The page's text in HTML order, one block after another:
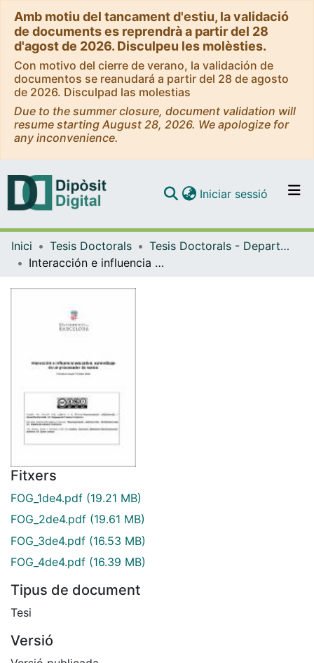
Amb motiu del tancament d'estiu, la validació
de documents es reprendrà a partir del 28
d'agost de 2026. Disculpeu les molèsties.
Con motivo del cierre de verano, la validación de
documentos se reanudará a partir del 28 de agosto
de 2026. Disculpad las molestias
Due to the summer closure, document validation will
resume starting August 28, 2026. We apologize for
any inconvenience.
Navega per tot el DD
Iniciar sessió (current)
Inici Tesis Doctorals
Tesis Doctorals - Departament - Psicologia Evolutiva i de l'Educació
Interacción e influencia educativa: aprendizaje de un procesador de textos
Fitxers
FOG_1de4.pdf (19.21 MB)
FOG_2de4.pdf (19.61 MB)
FOG_3de4.pdf (16.53 MB)
FOG_4de4.pdf (16.39 MB)
Tipus de document
Tesi
Versió